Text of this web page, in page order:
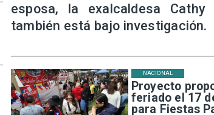
Proyecto
feriado el 17
para Fiestas
NACIONAL
esposa, la exalcaldesa Cathy
también está bajo investigación.